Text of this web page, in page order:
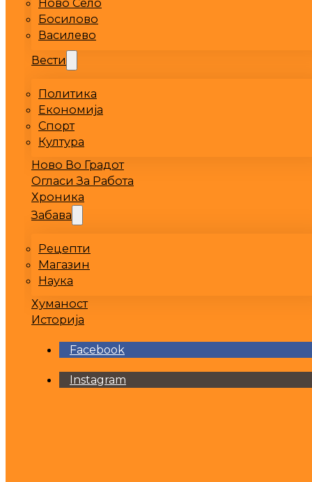
Босилово
Василево
Вести
Политика
Економија
Спорт
Култура
Ново Во Градот
Огласи За Работа
Хроника
Забава
Рецепти
Магазин
Наука
Хуманост
Историја
Facebook
Instagram